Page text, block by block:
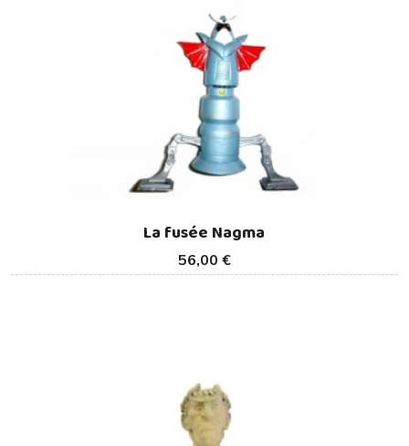
56,00 €
La fusée Nagma